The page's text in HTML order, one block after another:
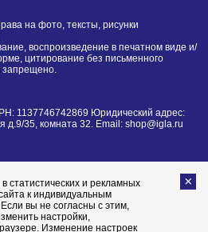
на фото, тексты, рисунки
воспроизведение в печатном виде и/
цитирование без письменного
запрещено.
1137746742869 Юридический адрес:
д.9/35, комната 32. Email: shop@igla.ru
и рекламных
к индивидуальным
вы не согласны с этим,
настройки,
Изменение настроек